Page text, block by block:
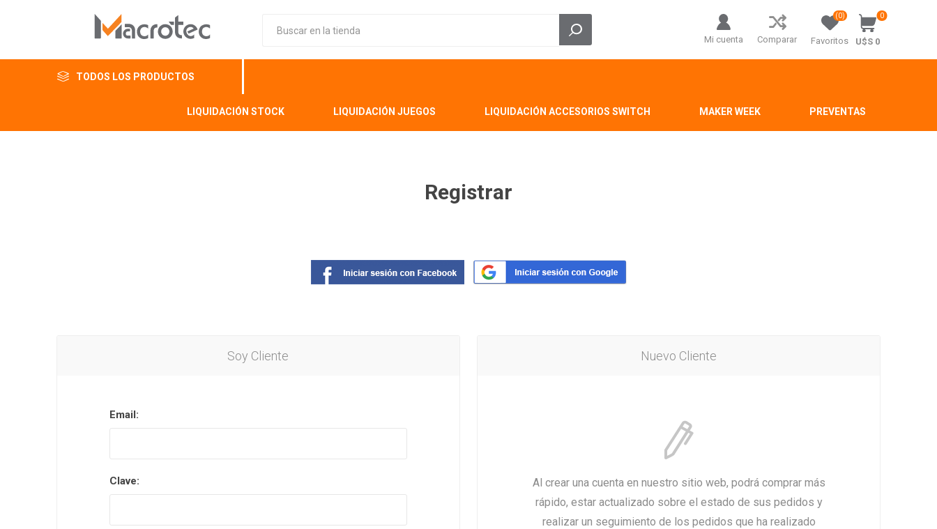
Mi cuenta Comparar Favoritos
(0) 0
U$S 0
TODOS LOS PRODUCTOS
LIQUIDACIÓN STOCK LIQUIDACIÓN JUEGOS LIQUIDACIÓN ACCESORIOS SWITCH MAKER WEEK PREVENTAS
Registrar
Soy Cliente
Email:
Clave:
Nuevo Cliente
Al crear una cuenta en nuestro sitio web, podrá comprar más
rápido, estar actualizado sobre el estado de sus pedidos y
realizar un seguimiento de los pedidos que ha realizado